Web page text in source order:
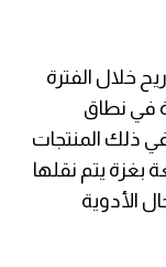
خلال الفترة
في نطاق
في ذلك المنتجات
بغزة يتم نقلها
الأدوية